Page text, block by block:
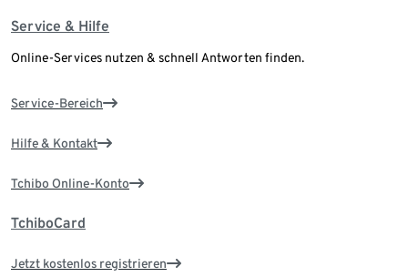
Service & Hilfe
Online-Services nutzen & schnell Antworten finden.
Service-Bereich
Hilfe & Kontakt
Tchibo Online-Konto
TchiboCard
Jetzt kostenlos registrieren